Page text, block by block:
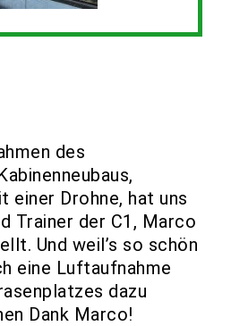
des
einer Drohne, hat uns
Trainer der C1, Marco
Und weil’s so schön
eine Luftaufnahme
dazu
Dank Marco!